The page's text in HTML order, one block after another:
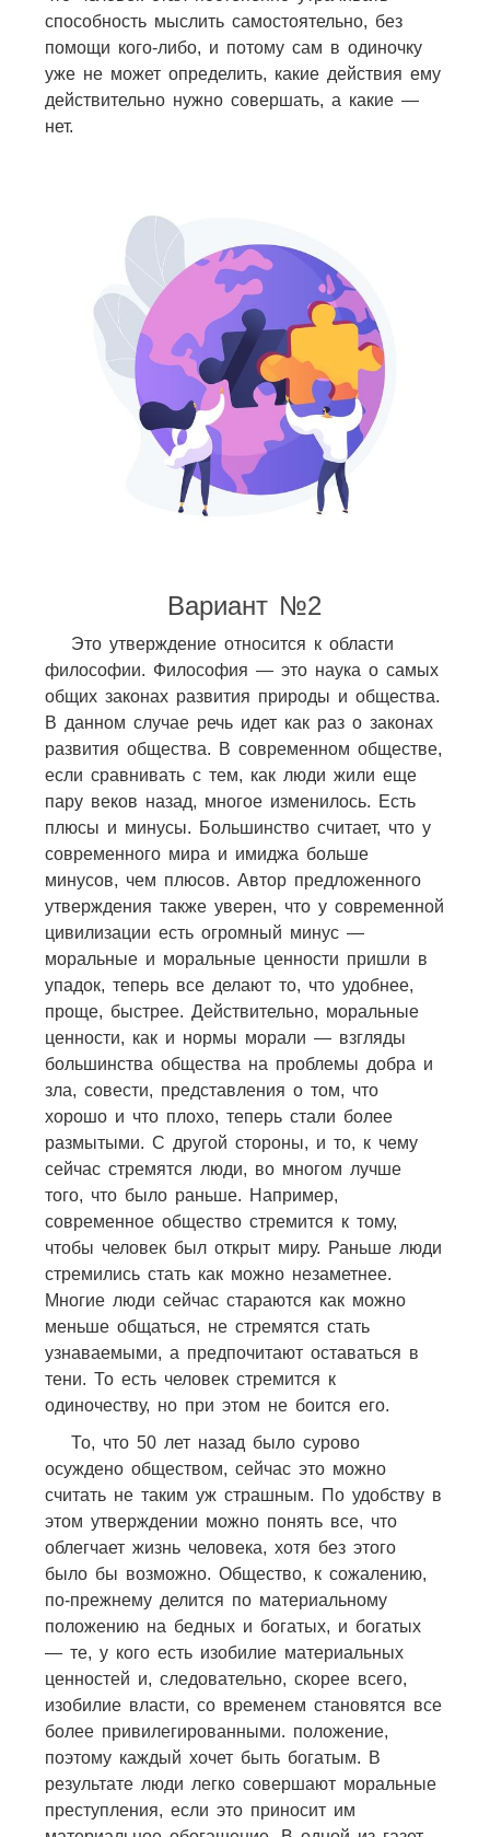
способность мыслить самостоятельно, без
помощи кого-либо, и потому сам в одиночку
уже не может определить, какие действия ему
действительно нужно совершать, а какие —
нет.
Вариант №2
Это утверждение относится к области
философии. Философия — это наука о самых
общих законах развития природы и общества.
В данном случае речь идет как раз о законах
развития общества. В современном обществе,
если сравнивать с тем, как люди жили еще
пару веков назад, многое изменилось. Есть
плюсы и минусы. Большинство считает, что у
современного мира и имиджа больше
минусов, чем плюсов. Автор предложенного
утверждения также уверен, что у современной
цивилизации есть огромный минус —
моральные и моральные ценности пришли в
упадок, теперь все делают то, что удобнее,
проще, быстрее. Действительно, моральные
ценности, как и нормы морали — взгляды
большинства общества на проблемы добра и
зла, совести, представления о том, что
хорошо и что плохо, теперь стали более
размытыми. С другой стороны, и то, к чему
сейчас стремятся люди, во многом лучше
того, что было раньше. Например,
современное общество стремится к тому,
чтобы человек был открыт миру. Раньше люди
стремились стать как можно незаметнее.
Многие люди сейчас стараются как можно
меньше общаться, не стремятся стать
узнаваемыми, а предпочитают оставаться в
тени. То есть человек стремится к
одиночеству, но при этом не боится его.
То, что 50 лет назад было сурово
осуждено обществом, сейчас это можно
считать не таким уж страшным. По удобству в
этом утверждении можно понять все, что
облегчает жизнь человека, хотя без этого
было бы возможно. Общество, к сожалению,
по-прежнему делится по материальному
положению на бедных и богатых, и богатых
— те, у кого есть изобилие материальных
ценностей и, следовательно, скорее всего,
изобилие власти, со временем становятся все
более привилегированными. положение,
поэтому каждый хочет быть богатым. В
результате люди легко совершают моральные
преступления, если это приносит им